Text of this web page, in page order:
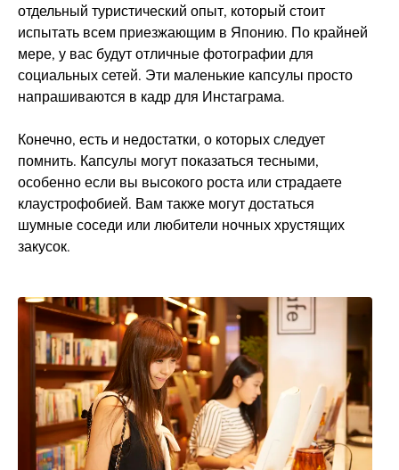
отдельный туристический опыт, который стоит
испытать всем приезжающим в Японию. По крайней
мере, у вас будут отличные фотографии для
социальных сетей. Эти маленькие капсулы просто
напрашиваются в кадр для Инстаграма.
Конечно, есть и недостатки, о которых следует
помнить. Капсулы могут показаться тесными,
особенно если вы высокого роста или страдаете
клаустрофобией. Вам также могут достаться
шумные соседи или любители ночных хрустящих
закусок.